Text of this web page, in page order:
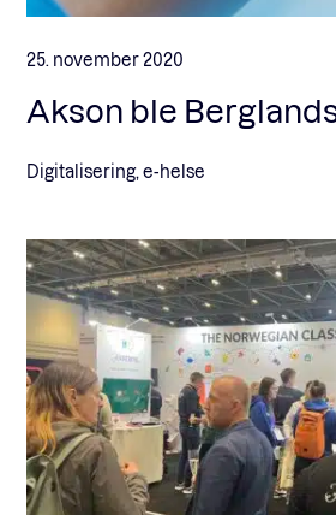
25. november 2020
Akson ble
Digitalisering, e-helse